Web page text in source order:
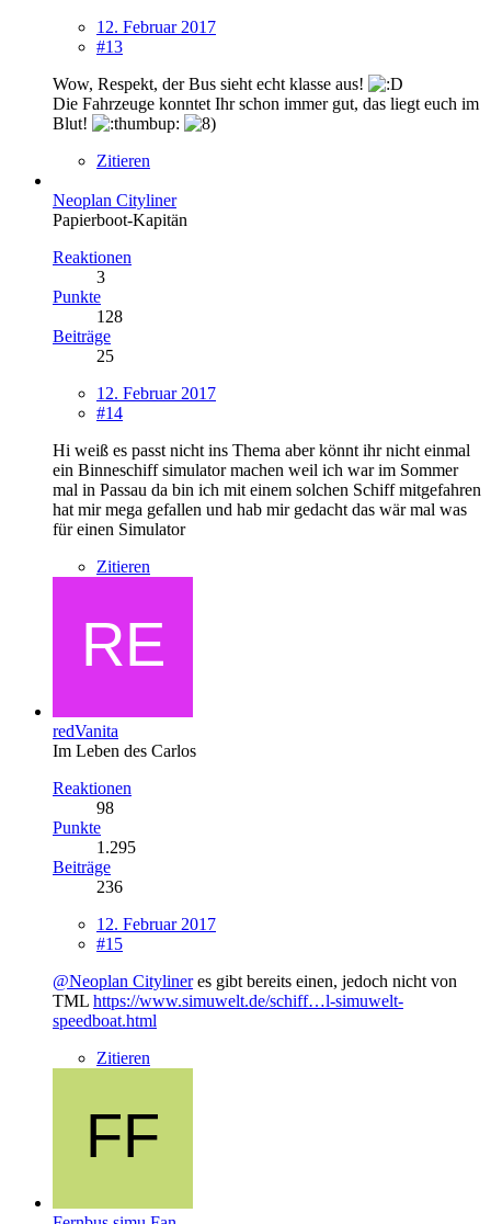
12. Februar 2017
#13
Wow, Respekt, der Bus sieht echt klasse aus!
Die Fahrzeuge konntet Ihr schon immer gut, das liegt euch im
Blut!
Zitieren
Neoplan Cityliner
Papierboot-Kapitän
Reaktionen
3
Punkte
128
Beiträge
25
12. Februar 2017
#14
Hi weiß es passt nicht ins Thema aber könnt ihr nicht einmal
ein Binneschiff simulator machen weil ich war im Sommer
mal in Passau da bin ich mit einem solchen Schiff mitgefahren
hat mir mega gefallen und hab mir gedacht das wär mal was
für einen Simulator
Zitieren
redVanita
Im Leben des Carlos
Reaktionen
98
Punkte
1.295
Beiträge
236
12. Februar 2017
#15
@Neoplan Citylineres gibt bereits einen, jedoch nicht von
TML https://www.simuwelt.de/schiff…l-simuwelt-
speedboat.html
Zitieren